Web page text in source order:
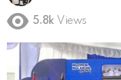
5.8k Views